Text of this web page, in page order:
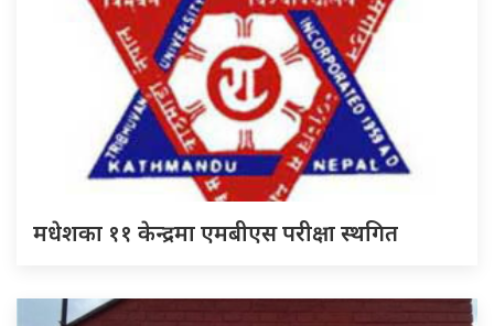
मधेशका ११ केन्द्रमा एमबीएस परीक्षा स्थगित